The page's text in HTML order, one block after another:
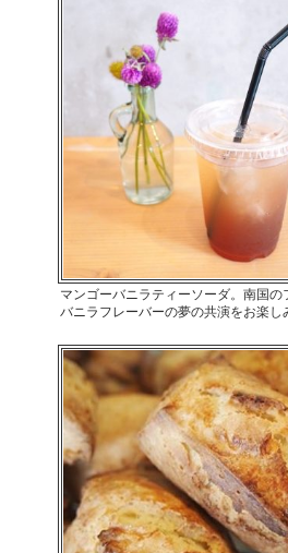
マンゴーバニラティーソーダ。南国の
バニラフレーバーの夢の共演をお楽し